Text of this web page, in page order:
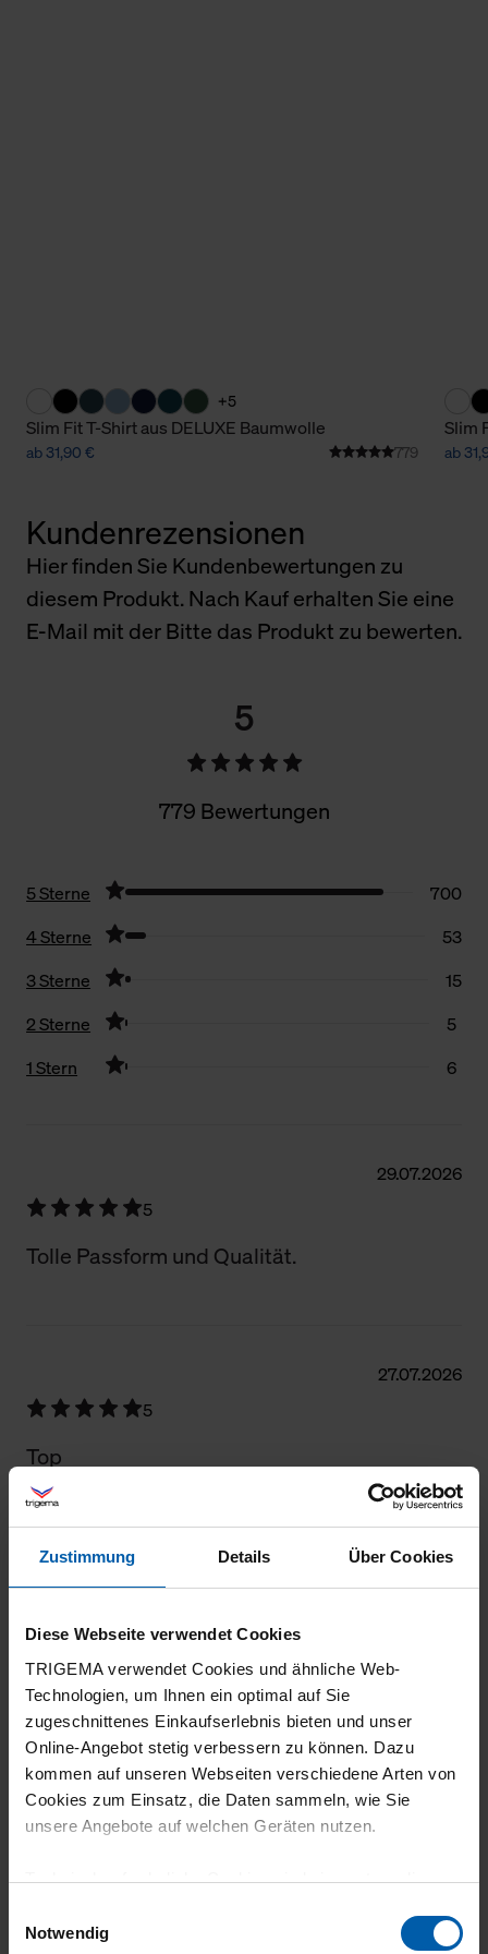
Zustimmung Details Über Cookies
Diese Webseite verwendet Cookies
TRIGEMA verwendet Cookies und ähnliche Web-
Technologien, um Ihnen ein optimal auf Sie
zugeschnittenes Einkaufserlebnis bieten und unser
Online-Angebot stetig verbessern zu können. Dazu
kommen auf unseren Webseiten verschiedene Arten von
Cookies zum Einsatz, die Daten sammeln, wie Sie
unsere Angebote auf welchen Geräten nutzen.
Technisch erforderliche Cookies sind eine notwendige
grundlegende Funktionen wie etwa zur Auswahl und
Notwendig
+5
Slim Fit T-Shirt aus DELUXE Baumwolle
ab 31,90 € 779
Slim
ab
Kundenrezensionen
Hier finden Sie Kundenbewertungen zu
diesem Produkt. Nach Kauf erhalten Sie eine
E-Mail mit der Bitte das Produkt zu bewerten.
5
779 Bewertungen
5 Sterne
700
4 Sterne
53
3 Sterne
15
2 Sterne
5
1 Stern
6
29.07.2026
5
Tolle Passform und Qualität.
27.07.2026
5
Top
Hallo, ein T-Shirt sieht auf den ersten Blick
immer gleich aus – doch am Ende kommt es
auf die Qualität an. Genau diese Qualität
habe ich bei Trigema gefunden. Das T-Shirt
aus 100 % Baumwolle überzeugt durch einen
hervorragenden Tragekomfort und eine
Marken oft vor allem ihren Namen teuer
verkaufen, steht bei Trigema die Qualität im